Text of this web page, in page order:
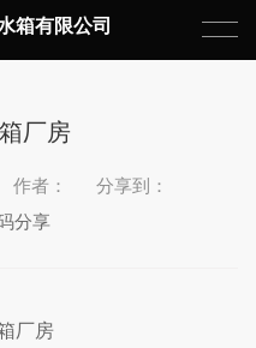
箱有限公司
厂房
作者：
分享到：
分享
厂房